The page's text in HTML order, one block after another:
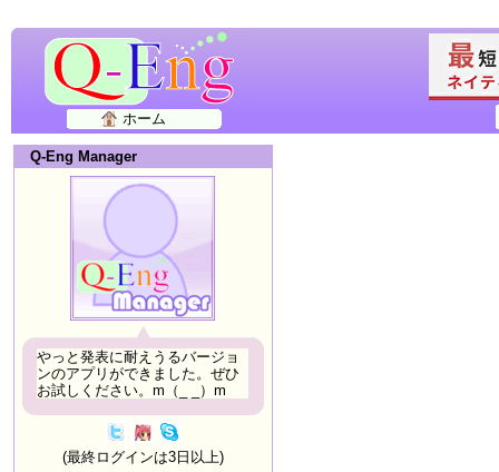
ホーム
Q-Eng Manager
やっと発表に耐えうるバージョ
ンのアプリができました。ぜひ
お試しください。m（_ _）m
(最終ログインは3日以上)